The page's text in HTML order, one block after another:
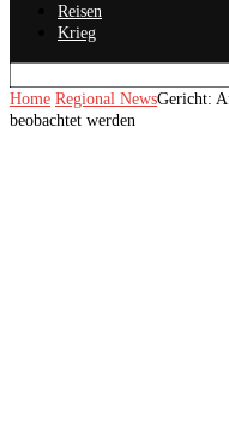
Reisen
Krieg
Home Regional NewsGericht:
beobachtet werden